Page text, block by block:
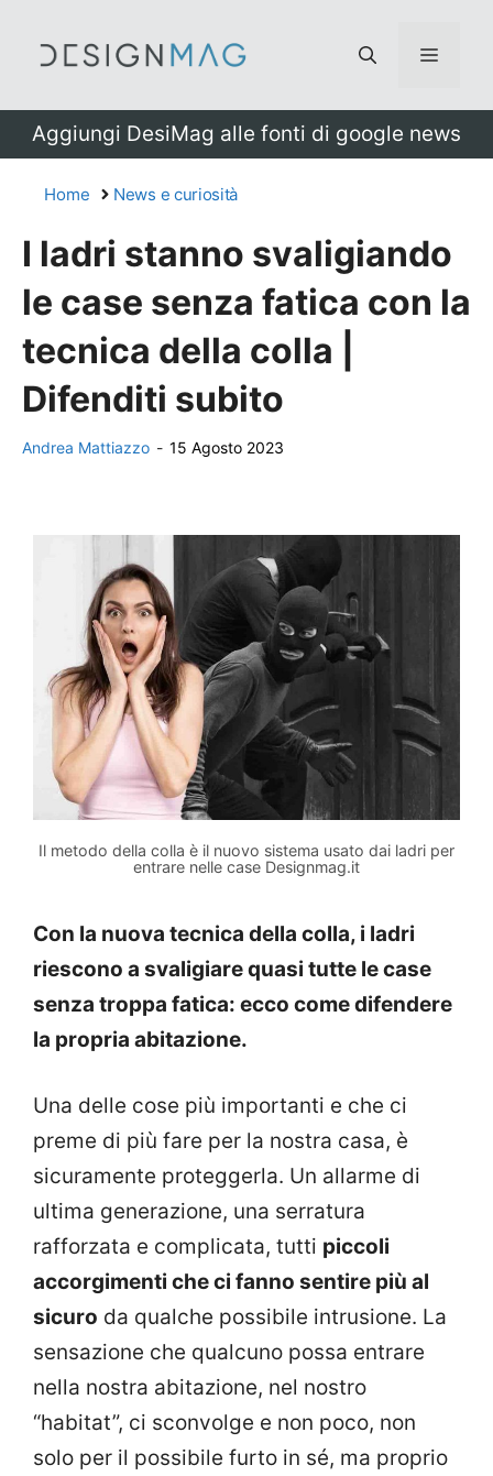
Menu
Aggiungi DesiMag alle fonti di google news
Home News e curiosità
I ladri stanno svaligiando
le case senza fatica con la
tecnica della colla |
Difenditi subito
Andrea Mattiazzo - 15 Agosto 2023
Il metodo della colla è il nuovo sistema usato dai ladri per
entrare nelle case Designmag.it
Con la nuova tecnica della colla, i ladri
riescono a svaligiare quasi tutte le case
senza troppa fatica: ecco come difendere
la propria abitazione.
Una delle cose più importanti e che ci
preme di più fare per la nostra casa, è
sicuramente proteggerla. Un allarme di
ultima generazione, una serratura
rafforzata e complicata, tutti piccoli
accorgimenti che ci fanno sentire più al
sicuro da qualche possibile intrusione. La
sensazione che qualcuno possa entrare
nella nostra abitazione, nel nostro
“habitat”, ci sconvolge e non poco, non
solo per il possibile furto in sé, ma proprio